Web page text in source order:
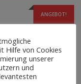
ANGEBOT!
Hilfe von Cookies
unserer
und